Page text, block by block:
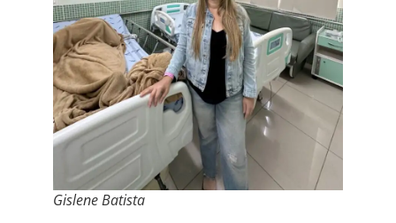
Gislene Batista